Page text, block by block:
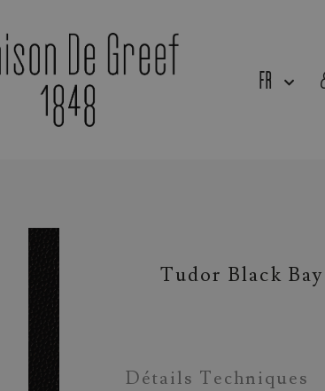
FR
Tudor Black
Détails Techniques